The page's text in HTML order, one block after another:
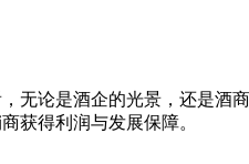
无论是酒企的光景，还是
获得利润与发展保障。